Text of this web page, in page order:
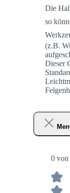
Die
so
(z.B.
Dieser
0 von